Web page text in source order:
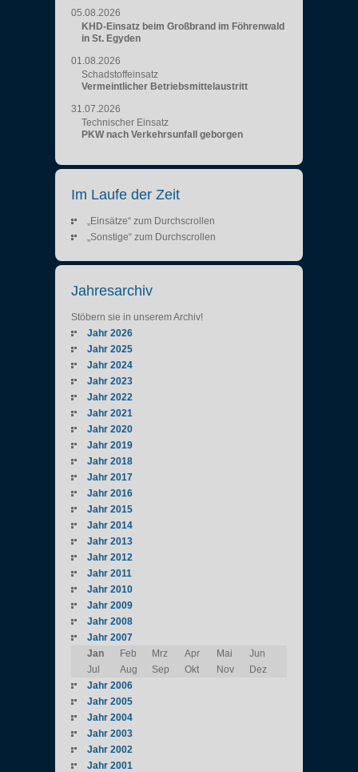
05.08.2026
KHD-Einsatz beim Großbrand im Föhrenwald
in St. Egyden
01.08.2026
Schadstoffeinsatz
Vermeintlicher Betriebsmittelaustritt
31.07.2026
Technischer Einsatz
PKW nach Verkehrsunfall geborgen
Im Laufe der Zeit
„Einsätze“ zum Durchscrollen
„Sonstige“ zum Durchscrollen
Jahresarchiv
Stöbern sie in unserem Archiv!
Jahr 2026
Jahr 2025
Jahr 2024
Jahr 2023
Jahr 2022
Jahr 2021
Jahr 2020
Jahr 2019
Jahr 2018
Jahr 2017
Jahr 2016
Jahr 2015
Jahr 2014
Jahr 2013
Jahr 2012
Jahr 2011
Jahr 2010
Jahr 2009
Jahr 2008
Jahr 2007
Jan
Feb Mrz Apr Mai
Jun
Jul
Aug Sep Okt Nov
Dez
Jahr 2006
Jahr 2005
Jahr 2004
Jahr 2003
Jahr 2002
Jahr 2001